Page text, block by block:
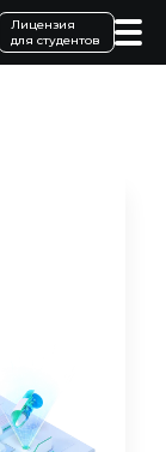
Лицензия
для студентов